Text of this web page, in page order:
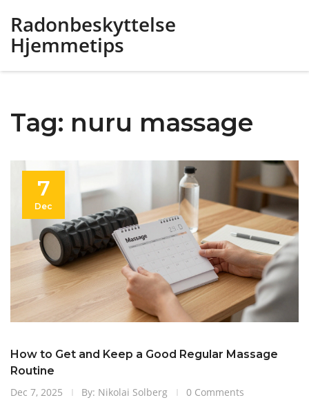
Radonbeskyttelse
Hjemmetips
Tag: nuru massage
7
Dec
How to Get and Keep a Good Regular Massage
Routine
Dec 7, 2025
By: Nikolai Solberg 0 Comments